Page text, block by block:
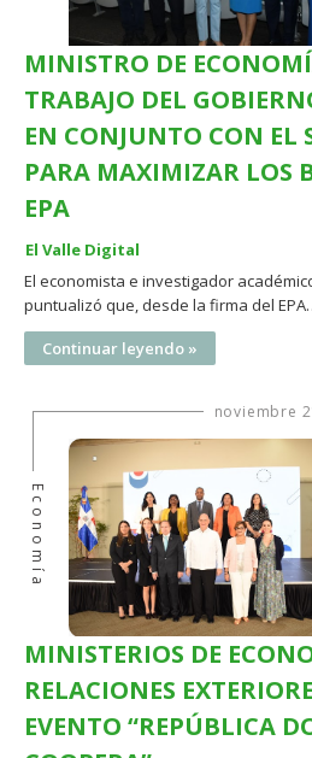
MINISTRO DE
TRABAJO DEL
EN CONJUNTO CON EL
PARA MAXIMIZAR LOS
EPA
El Valle Digital
El economista e investigador
puntualizó que, desde la firma del
Continuar leyendo »
noviembre
Economía
MINISTERIOS DE
RELACIONES
EVENTO “REPÚBLICA